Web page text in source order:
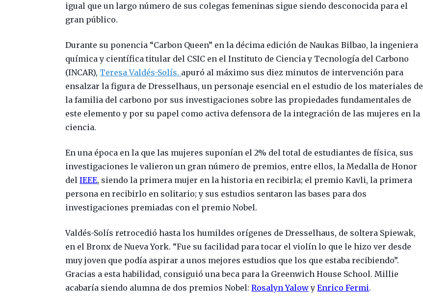
igual que un largo número de sus colegas femeninas sigue siendo desconocida para el
gran público.
Durante su ponencia “Carbon Queen” en la décima edición de Naukas Bilbao, la ingeniera
química y científica titular del CSIC en el Instituto de Ciencia y Tecnología del Carbono
(INCAR), Teresa Valdés-Solís, apuró al máximo sus diez minutos de intervención para
ensalzar la figura de Dresselhaus, un personaje esencial en el estudio de los materiales de
la familia del carbono por sus investigaciones sobre las propiedades fundamentales de
este elemento y por su papel como activa defensora de la integración de las mujeres en la
ciencia.
En una época en la que las mujeres suponían el 2% del total de estudiantes de física, sus
investigaciones le valieron un gran número de premios, entre ellos, la Medalla de Honor
delIEEE, siendo la primera mujer en la historia en recibirla; el premio Kavli, la primera
persona en recibirlo en solitario; y sus estudios sentaron las bases para dos
investigaciones premiadas con el premio Nobel.
Valdés-Solís retrocedió hasta los humildes orígenes de Dresselhaus, de soltera Spiewak,
en el Bronx de Nueva York. “Fue su facilidad para tocar el violín lo que le hizo ver desde
muy joven que podía aspirar a unos mejores estudios que los que estaba recibiendo”.
Gracias a esta habilidad, consiguió una beca para la Greenwich House School. Millie
acabaría siendo alumna de dos premios Nobel:Rosalyn YalowyEnrico Fermi.